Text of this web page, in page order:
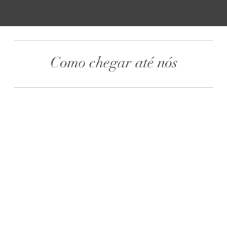
Como chegar até nós